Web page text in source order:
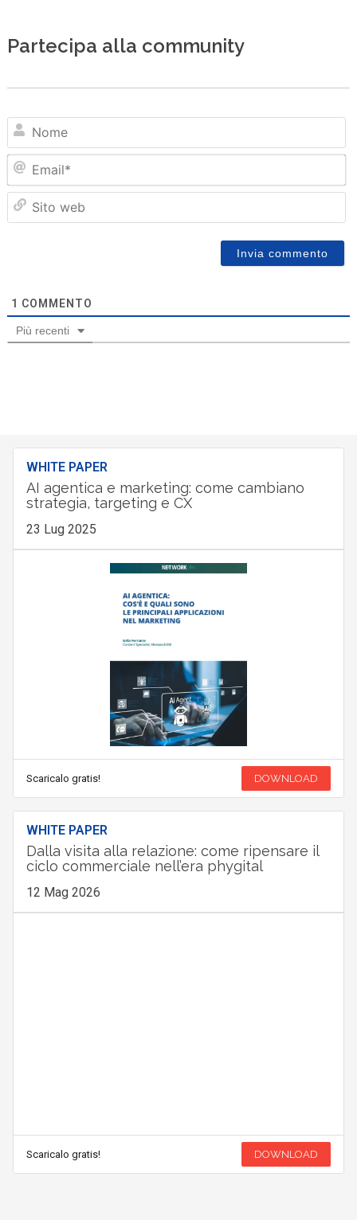
Partecipa alla community
1 COMMENTO
Più recenti
WHITE PAPER
AI agentica e marketing: come cambiano
strategia, targeting e CX
23 Lug 2025
Scaricalo gratis! DOWNLOAD
WHITE PAPER
Dalla visita alla relazione: come ripensare il
ciclo commerciale nell’era phygital
12 Mag 2026
Scaricalo gratis! DOWNLOAD